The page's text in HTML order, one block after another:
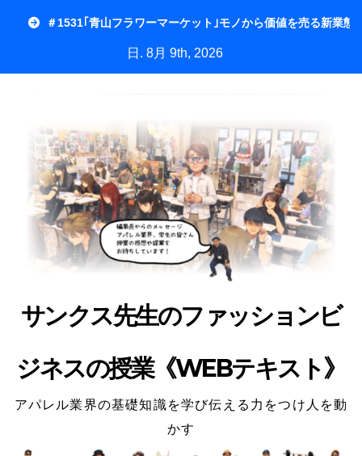
＃1531｢青山フラワーマーケット｣モノから価値を売る新業態
日. 8月 9th, 2026
サンクス先生のファッションビ
ジネスの授業《WEBテキスト》
アパレル業界の基礎知識を学び伝える力をつけ人を動
かす